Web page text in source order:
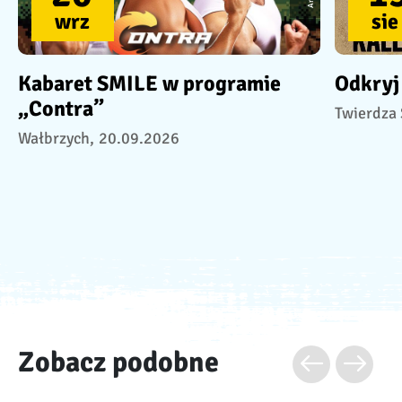
wrz
Kabaret SMILE w programie
„Contra”
Wałbrzych, 20.09.2026
sie
Odkryj
Twierdza
Zobacz podobne